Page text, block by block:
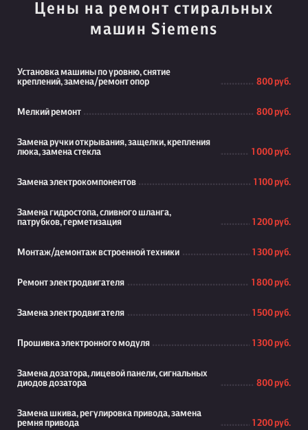
Цены на ремонт стиральных
машин Siemens
Установка машины по уровню, снятие
креплений, замена/ремонт опор
800 руб.
Мелкий ремонт 800 руб.
Замена ручки открывания, защелки, крепления
люка, замена стекла
1 000 руб.
Замена электрокомпонентов 1 100 руб.
Замена гидростопа, сливного шланга,
патрубков, герметизация
1 200 руб.
Монтаж/демонтаж встроенной техники 1 300 руб.
Ремонт электродвигателя 1 800 руб.
Замена электродвигателя 1 500 руб.
Прошивка электронного модуля 1 300 руб.
Замена дозатора, лицевой панели, сигнальных
диодов дозатора
800 руб.
Замена шкива, регулировка привода, замена
ремня привода
1 200 руб.